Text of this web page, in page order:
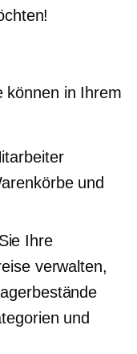
können in Ihrem
und
Ihre
verwalten,
und